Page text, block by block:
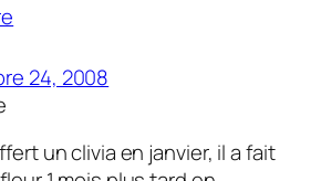
24, 2008
un clivia en janvier, il a fait